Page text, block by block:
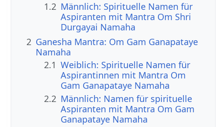
1.2 Männlich: Spirituelle Namen für
Aspiranten mit Mantra Om Shri
Durgayai Namaha
2 Ganesha Mantra: Om Gam Ganapataye
Namaha
2.1 Weiblich: Spirituelle Namen für
Aspirantinnen mit Mantra Om
Gam Ganapataye Namaha
2.2 Männlich: Namen für spirituelle
Aspiranten mit Mantra Om Gam
Ganapataye Namaha